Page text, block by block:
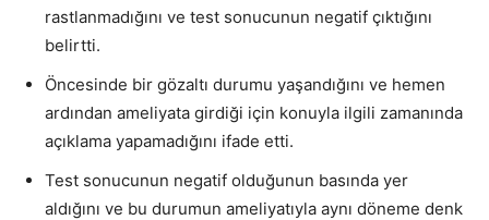
rastlanmadığını ve test sonucunun negatif çıktığını
belirtti.
Öncesinde bir gözaltı durumu yaşandığını ve hemen
ardından ameliyata girdiği için konuyla ilgili zamanında
açıklama yapamadığını ifade etti.
Test sonucunun negatif olduğunun basında yer
aldığını ve bu durumun ameliyatıyla aynı döneme denk